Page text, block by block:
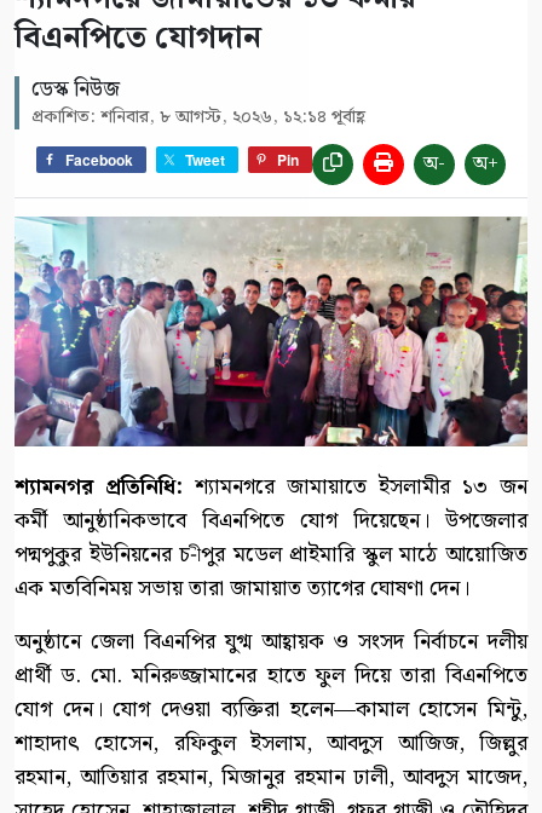
বিএনপিতে যোগদান
ডেস্ক নিউজ
প্রকাশিত: শনিবার, ৮ আগস্ট, ২০২৬, ১২:১৪ পূর্বাহ্ণ
Facebook Tweet Pin অ- অ+
শ্যামনগর প্রতিনিধি: শ্যামনগরে জামায়াতে ইসলামীর ১৩ জন
কর্মী আনুষ্ঠানিকভাবে বিএনপিতে যোগ দিয়েছেন। উপজেলার
পদ্মপুকুর ইউনিয়নের চ-ীপুর মডেল প্রাইমারি স্কুল মাঠে আয়োজিত
এক মতবিনিময় সভায় তারা জামায়াত ত্যাগের ঘোষণা দেন।
অনুষ্ঠানে জেলা বিএনপির যুগ্ম আহ্বায়ক ও সংসদ নির্বাচনে দলীয়
প্রার্থী ড. মো. মনিরুজ্জামানের হাতে ফুল দিয়ে তারা বিএনপিতে
যোগ দেন। যোগ দেওয়া ব্যক্তিরা হলেন—কামাল হোসেন মিন্টু,
শাহাদাৎ হোসেন, রফিকুল ইসলাম, আবদুস আজিজ, জিল্লুর
রহমান, আতিয়ার রহমান, মিজানুর রহমান ঢালী, আবদুস মাজেদ,